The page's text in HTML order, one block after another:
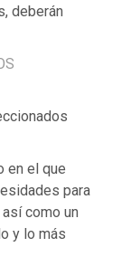
deberán
en el que
para
como un
y lo más